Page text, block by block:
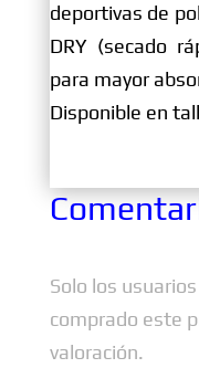
deportivas de
DRY (secado
para mayor
Disponible en
Solo los
comprado este
valoración.